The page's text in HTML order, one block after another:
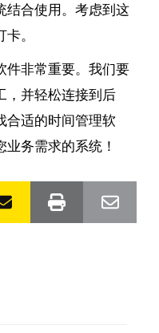
结合使用。考虑到这
。
件非常重要。我们要
，并轻松连接到后
合适的时间管理软
业务需求的系统！